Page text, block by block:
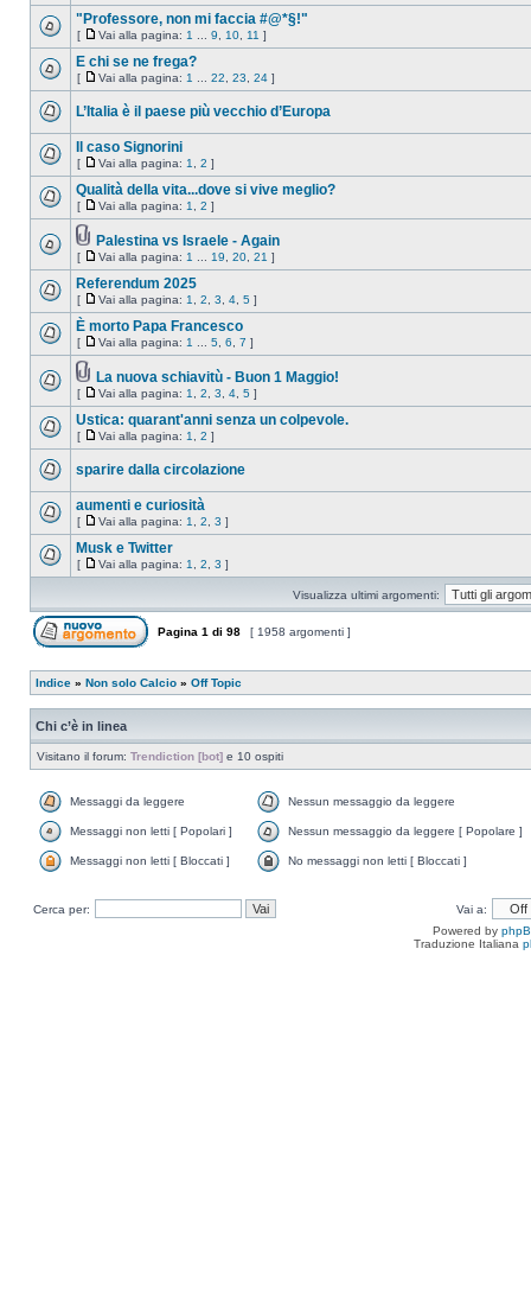
"Professore, non mi faccia #@*§!"
[ Vai alla pagina: 1 9 10 11 ]
E chi se ne frega?
[ Vai alla pagina: 1 22 23 24 ]
L’Italia è il paese più vecchio d’Europa
Il caso Signorini
[ Vai alla pagina: 1 2 ]
Qualità della vita...dove si vive meglio?
[ Vai alla pagina: 1 2 ]
Palestina vs Israele - Again
[ Vai alla pagina: 1 19 20 21 ]
Referendum 2025
[ Vai alla pagina: 1 2 3 4 5 ]
È morto Papa Francesco
[ Vai alla pagina: 1 5 6 7 ]
La nuova schiavitù - Buon 1 Maggio!
[ Vai alla pagina: 1 2 3 4 5 ]
Ustica: quarant'anni senza un colpevole.
[ Vai alla pagina: 1 2 ]
sparire dalla circolazione
aumenti e curiosità
[ Vai alla pagina: 1 2 3 ]
Musk e Twitter
[ Vai alla pagina: 1 2 3 ]
Visualizza ultimi argomenti:
Pagina 1 di 98 [ 1958 argomenti ]
Indice » Non solo Calcio » Off Topic
Chi c’è in linea
Visitano il forum: Trendiction [bot] e 10 ospiti
Messaggi da leggere Nessun messaggio da leggere
Messaggi non letti [ Popolari ] Nessun messaggio da leggere [ Popolare ]
Messaggi non letti [ Bloccati ] No messaggi non letti [ Bloccati ]
Cerca per:
Vai a:
Powered by
Traduzione Italiana